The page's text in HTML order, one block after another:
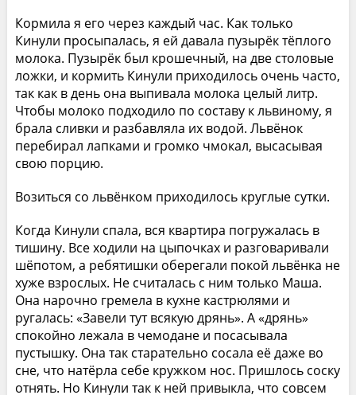
Кормила я его через каждый час. Как только
Кинули просыпалась, я ей давала пузырёк тёплого
молока. Пузырёк был крошечный, на две столовые
ложки, и кормить Кинули приходилось очень часто,
так как в день она выпивала молока целый литр.
Чтобы молоко подходило по составу к львиному, я
брала сливки и разбавляла их водой. Львёнок
перебирал лапками и громко чмокал, высасывая
свою порцию.
Возиться со львёнком приходилось круглые сутки.
Когда Кинули спала, вся квартира погружалась в
тишину. Все ходили на цыпочках и разговаривали
шёпотом, а ребятишки оберегали покой львёнка не
хуже взрослых. Не считалась с ним только Маша.
Она нарочно гремела в кухне кастрюлями и
ругалась: «Завели тут всякую дрянь». А «дрянь»
спокойно лежала в чемодане и посасывала
пустышку. Она так старательно сосала её даже во
сне, что натёрла себе кружком нос. Пришлось соску
отнять. Но Кинули так к ней привыкла, что совсем